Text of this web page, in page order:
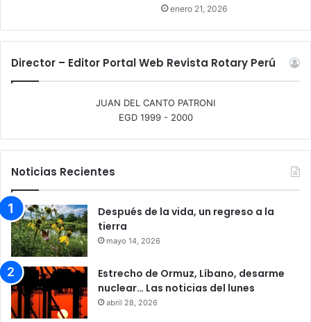
enero 21, 2026
Director – Editor Portal Web Revista Rotary Perú
JUAN DEL CANTO PATRONI
EGD 1999 - 2000
Noticias Recientes
Después de la vida, un regreso a la
tierra
mayo 14, 2026
Estrecho de Ormuz, Líbano, desarme
nuclear… Las noticias del lunes
abril 28, 2026